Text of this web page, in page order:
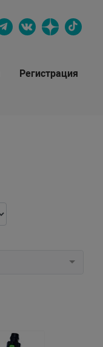
Регистрация